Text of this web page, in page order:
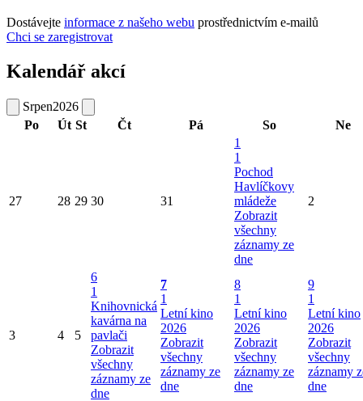
Dostávejte informace z našeho webu prostřednictvím e-mailů
Chci se zaregistrovat
Kalendář akcí
Srpen2026
Po
Út St Čt Pá So Ne
27 28 29 30 31
1
1
Pochod
Havlíčkovy
mládeže
Zobrazit
všechny
záznamy ze
dne
2
3 4 5
6
1
Knihovnická
kavárna na
pavlači
Zobrazit
všechny
záznamy ze
dne
7
1
Letní kino
2026
Zobrazit
všechny
záznamy ze
dne
8
1
Letní kino
2026
Zobrazit
všechny
záznamy ze
dne
9
1
Letní kino
2026
Zobrazit
všechny
záznamy
dne